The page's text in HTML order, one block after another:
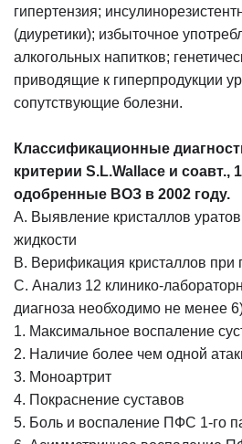
гипертензия;
(диуретики); избыточное
алкогольных напитков;
приводящие к гиперпродукции
сопутствующие болезни.
Классификационные
критерии S.L.Wallace и соавт.,
одобренные ВОЗ в 2002 году.
А. Выявление кристаллов
жидкости
В. Верификация кристаллов при
С. Анализ 12 клинико-
диагноза необходимо не менее
1. Максимальное воспаление
2. Наличие более чем одной
3. Моноартрит
4. Покраснение суставов
5. Боль и воспаление ПФС 1-го